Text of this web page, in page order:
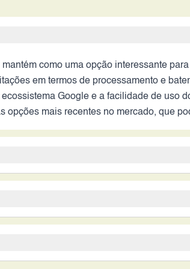
como uma opção interessante
em termos de processamento e
Google e a facilidade de uso
opções mais recentes no mercado, que
de 1TB e a tela com taxa de 120Hz são
os modelos mais novos em termos de
o ecossistema Google e buscam
de software da Google, provavelmente